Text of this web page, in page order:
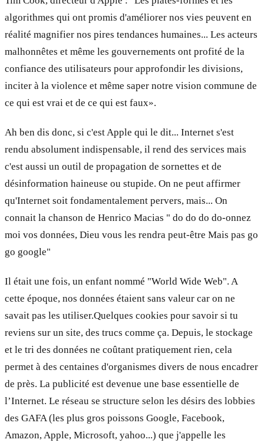
algorithmes qui ont promis d'améliorer nos vies peuvent en
réalité magnifier nos pires tendances humaines... Les acteurs
malhonnêtes et même les gouvernements ont profité de la
confiance des utilisateurs pour approfondir les divisions,
inciter à la violence et même saper notre vision commune de
ce qui est vrai et de ce qui est faux».
Ah ben dis donc, si c'est Apple qui le dit... Internet s'est
rendu absolument indispensable, il rend des services mais
c'est aussi un outil de propagation de sornettes et de
désinformation haineuse ou stupide. On ne peut affirmer
qu'Internet soit fondamentalement pervers, mais... On
connait la chanson de Henrico Macias " do do do do-onnez
moi vos données, Dieu vous les rendra peut-être Mais pas go
go google"
Il était une fois, un enfant nommé "World Wide Web". A
cette époque, nos données étaient sans valeur car on ne
savait pas les utiliser.Quelques cookies pour savoir si tu
reviens sur un site, des trucs comme ça. Depuis, le stockage
et le tri des données ne coûtant pratiquement rien, cela
permet à des centaines d'organismes divers de nous encadrer
de près. La publicité est devenue une base essentielle de
l’Internet. Le réseau se structure selon les désirs des lobbies
des GAFA (les plus gros poissons Google, Facebook,
Amazon, Apple, Microsoft, yahoo...) que j'appelle les